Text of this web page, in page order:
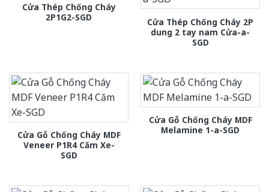
Cửa Thép Chống Cháy
2P1G2-SGD
Cửa Thép Chống Cháy 2P
dung 2 tay nam Cửa-a-
SGD
Cửa Gỗ Chống Cháy MDF
Veneer P1R4 Căm Xe-
SGD
Cửa Gỗ Chống Cháy MDF
Melamine 1-a-SGD